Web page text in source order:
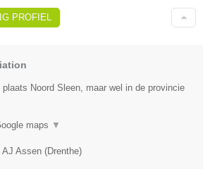
PROFIEL
Noord Sleen, maar wel in de provincie
maps ▼
AJ Assen (Drenthe)